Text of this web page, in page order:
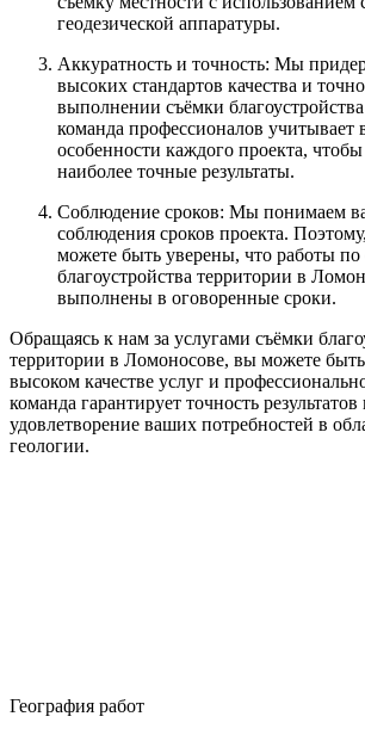
геодезической аппаратуры.
Аккуратность и точность: Мы
высоких стандартов качества и
выполнении съёмки
команда профессионалов учитывает
особенности каждого проекта,
наиболее точные результаты.
Соблюдение сроков: Мы понимаем
соблюдения сроков проекта.
можете быть уверены, что работы по
благоустройства территории в
выполнены в оговоренные сроки.
Обращаясь к нам за услугами съёмки
территории в Ломоносове, вы можете
высоком качестве услуг и
команда гарантирует точность
удовлетворение ваших потребностей в
геологии.
География работ